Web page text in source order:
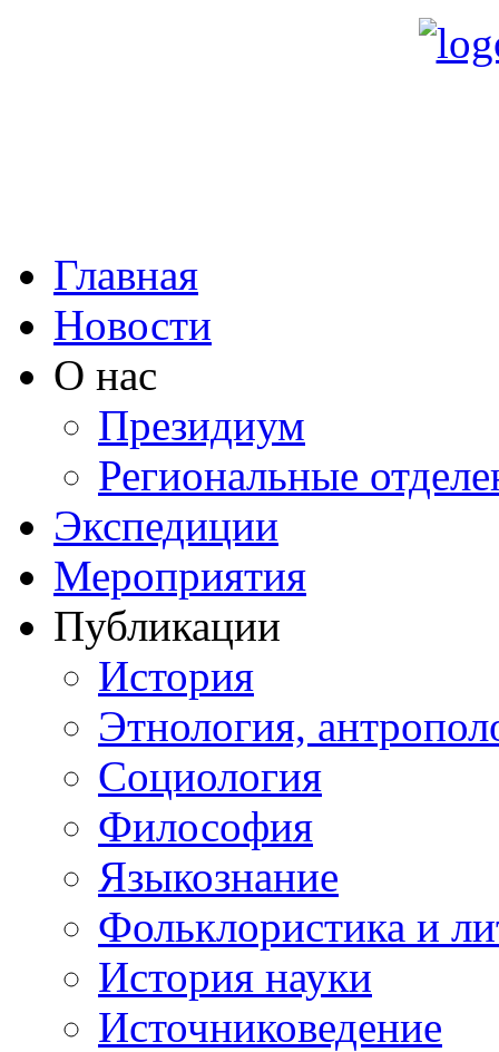
Главная
Новости
О нас
Президиум
Региональные
Экспедиции
Мероприятия
Публикации
История
Этнология,
Социология
Философия
Языкознание
Фольклористика и
История науки
Источниковедение